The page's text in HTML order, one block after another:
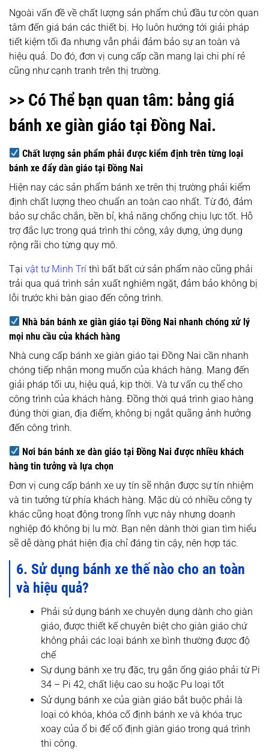
Ngoài vấn đề về chất lượng sản phẩm chủ đầu tư còn quan
tâm đến giá bán các thiết bị. Họ luôn hướng tới giải pháp
tiết kiệm tối đa nhưng vẫn phải đảm bảo sự an toàn và
hiệu quả. Do đó, đơn vị cung cấp cần mang lại chi phí rẻ
cũng như cạnh tranh trên thị trường.
>> Có Thể bạn quan tâm: bảng giá
bánh xe giàn giáo tại Đồng Nai.
Chất lượng sản phẩm phải được kiểm định trên từng loại
bánh xe đẩy dàn giáo tại Đồng Nai
Hiện nay các sản phẩm bánh xe trên thị trường phải kiểm
định chất lượng theo chuẩn an toàn cao nhất. Từ đó, đảm
bảo sự chắc chắn, bền bỉ, khả năng chống chịu lực tốt. Hỗ
trợ đắc lực trong quá trình thi công, xây dựng, ứng dụng
rộng rãi cho từng quy mô.
Tại vật tư Minh Trí thì bất bất cứ sản phẩm nào cũng phải
trải qua quá trình sản xuất nghiêm ngặt, đảm bảo không bị
lỗi trước khi bàn giao đến công trình.
Nhà bán bánh xe giàn giáo tại Đồng Nai nhanh chóng xử lý
mọi nhu cầu của khách hàng
Nhà cung cấp bánh xe giàn giáo tại Đồng Nai cần nhanh
chóng tiếp nhận mong muốn của khách hàng. Mang đến
giải pháp tối ưu, hiệu quả, kịp thời. Và tư vấn cụ thể cho
công trình của khách hàng. Đồng thời quá trình giao hàng
đúng thời gian, địa điểm, không bị ngắt quãng ảnh hưởng
đến công trình.
Nơi bán bánh xe dàn giáo tại Đồng Nai được nhiều khách
hàng tin tưởng và lựa chọn
Đơn vị cung cấp bánh xe uy tín sẽ nhận được sự tín nhiệm
và tin tưởng từ phía khách hàng. Mặc dù có nhiều công ty
khác cũng hoạt động trong lĩnh vực này nhưng doanh
nghiệp đó không bị lu mờ. Bạn nên dành thời gian tìm hiểu
sẽ dễ dàng phát hiện địa chỉ đáng tin cậy, nên hợp tác.
6. Sử dụng bánh xe thế nào cho an toàn
và hiệu quả?
Phải sử dụng bánh xe chuyên dụng dành cho giàn
giáo, được thiết kế chuyên biệt cho giàn giáo chứ
không phải các loại bánh xe bình thường được độ
chế
Sự dụng bánh xe trụ đặc, trụ gắn ống giáo phải từ Pi
34 – Pi 42, chất liệu cao su hoặc Pu loại tốt
Sử dụng bánh xe của giàn giáo bắt buộc phải là
loại có khóa, khóa cố định bánh xe và khóa trục
xoay của ổ bi để cố định giàn giáo trong quá trình
thi công.